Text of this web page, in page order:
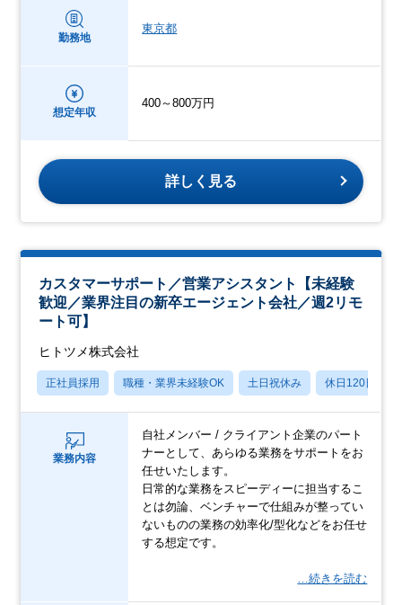
勤務地
東京都
想定年収
400～800万円
詳しく見る
カスタマーサポート／営業アシスタント【未経験
歓迎／業界注目の新卒エージェント会社／週2リモ
ート可】
ヒトツメ株式会社
正社員採用 職種・業界未経験OK 土日祝休み 休日120日以上
業務内容
自社メンバー / クライアント企業のパート
ナーとして、あらゆる業務をサポートをお
任せいたします。
日常的な業務をスピーディーに担当するこ
とは勿論、ベンチャーで仕組みが整ってい
ないものの業務の効率化/型化などをお任せ
する想定です。
…続きを読む